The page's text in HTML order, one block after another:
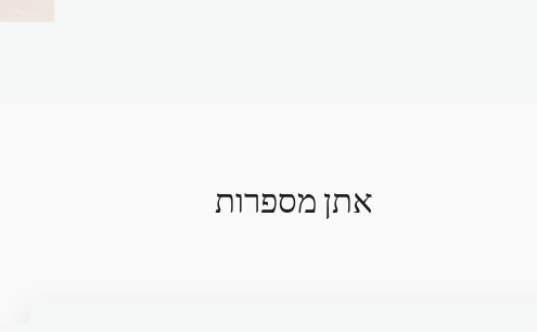
אתן מספרות